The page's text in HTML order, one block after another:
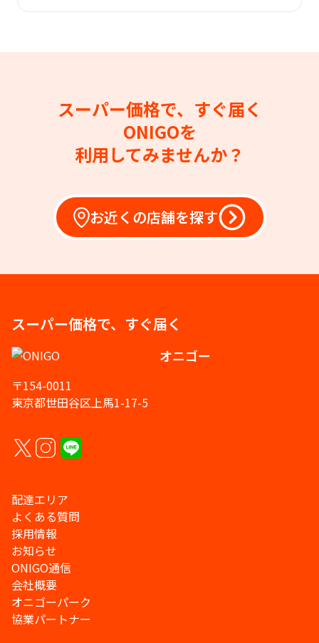
スーパー価格で、すぐ届く
ONIGOを
利用してみませんか？
お近くの店舗を探す
スーパー価格で、すぐ届く
オニゴー
〒154-0011
東京都世田谷区上馬1-17-5
配達エリア
よくある質問
採用情報
お知らせ
ONIGO通信
会社概要
オニゴーパーク
協業パートナー